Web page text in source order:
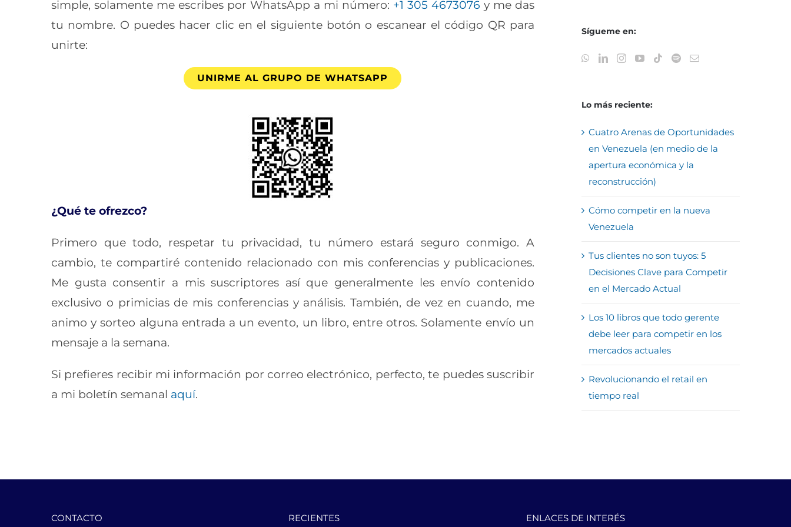
simple, solamente me escribes por WhatsApp a mi número: +1 305 4673076 y me das
tu nombre. O puedes hacer clic en el siguiente botón o escanear el código QR para
unirte:
UNIRME AL GRUPO DE WHATSAPP
¿Qué te ofrezco?
Primero que todo, respetar tu privacidad, tu número estará seguro conmigo. A
cambio, te compartiré contenido relacionado con mis conferencias y publicaciones.
Me gusta consentir a mis suscriptores así que generalmente les envío contenido
exclusivo o primicias de mis conferencias y análisis. También, de vez en cuando, me
animo y sorteo alguna entrada a un evento, un libro, entre otros. Solamente envío un
mensaje a la semana.
Si prefieres recibir mi información por correo electrónico, perfecto, te puedes suscribir
a mi boletín semanal aquí.
Sígueme en:
Lo más reciente:
Cuatro Arenas de Oportunidades
en Venezuela (en medio de la
apertura económica y la
reconstrucción)
Cómo competir en la nueva
Venezuela
Tus clientes no son tuyos: 5
Decisiones Clave para Competir
en el Mercado Actual
Los 10 libros que todo gerente
debe leer para competir en los
mercados actuales
Revolucionando el retail en
tiempo real
CONTACTO RECIENTES ENLACES DE INTERÉS